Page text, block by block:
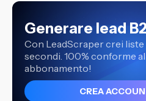
Generare lead
Con LeadScraper crei
secondi. 100% conforme al
abbonamento!
CREA